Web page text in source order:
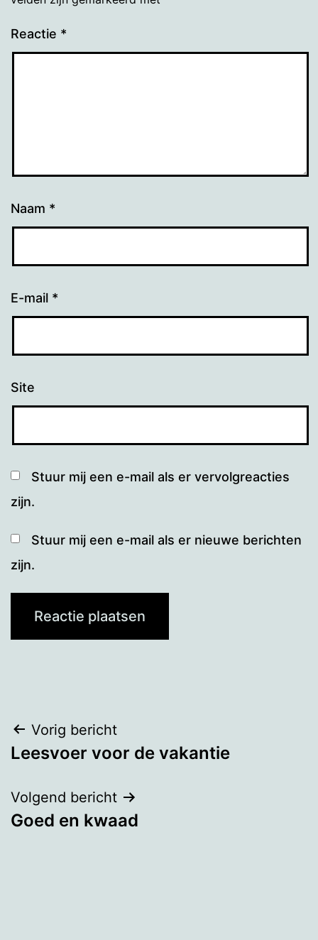
Reactie *
Naam *
E-mail *
Site
Stuur mij een e-mail als er vervolgreacties
zijn.
Stuur mij een e-mail als er nieuwe berichten
zijn.
Bericht
navigatie
Vorig bericht
Leesvoer voor de vakantie
Volgend bericht
Goed en kwaad